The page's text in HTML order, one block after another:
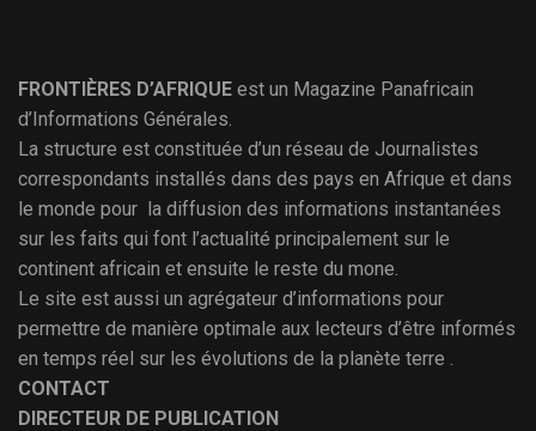
FRONTIÈRES D’AFRIQUE est un Magazine Panafricain
d’Informations Générales.
La structure est constituée d’un réseau de Journalistes
correspondants installés dans des pays en Afrique et dans
le monde pour la diffusion des informations instantanées
sur les faits qui font l’actualité principalement sur le
continent africain et ensuite le reste du mone.
Le site est aussi un agrégateur d’informations pour
permettre de manière optimale aux lecteurs d’être informés
en temps réel sur les évolutions de la planète terre .
CONTACT
DIRECTEUR DE PUBLICATION